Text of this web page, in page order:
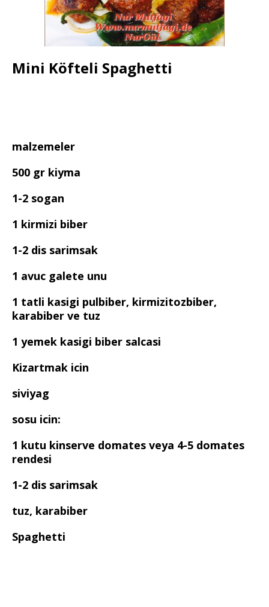
Mini Köfteli Spaghetti
malzemeler
500 gr kiyma
1-2 sogan
1 kirmizi biber
1-2 dis sarimsak
1 avuc galete unu
1 tatli kasigi pulbiber, kirmizitozbiber,
karabiber ve tuz
1 yemek kasigi biber salcasi
Kizartmak icin
siviyag
sosu icin:
1 kutu kinserve domates veya 4-5 domates
rendesi
1-2 dis sarimsak
tuz, karabiber
Spaghetti